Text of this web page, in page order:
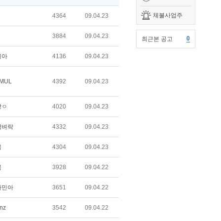
체불사업주
최근본 공고 0
4364 09.04.23
3884 09.04.23
아 4136 09.04.23
4392 09.04.23
4020 09.04.23
락 4332 09.04.23
4304 09.04.23
3928 09.04.22
아 3651 09.04.22
3542 09.04.22